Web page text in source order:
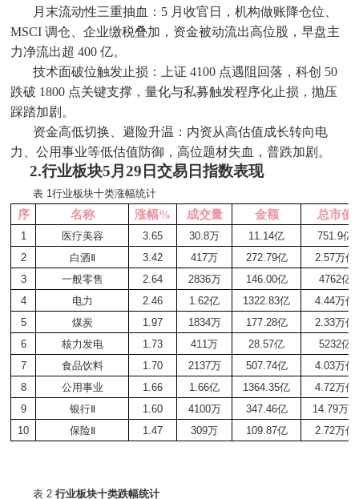
月末流动性三重抽血： 5 月收官日，机构做账降仓位、
MSCI 调仓、企业缴税叠加，资金被动流出高位股，早盘主
力净流出超 400 亿。
技术面破位触发止损：上证 4100 点遇阻回落，科创 50
跌破 1800 点关键支撑，量化与私募触发程序化止损，抛压
踩踏加剧。
资金高低切换、避险升温：内资从高估值成长转向电
力、公用事业等低估值防御，高位题材失血，普跌加剧。
2.行业板块5月29日交易日指数表现
表 1行业板块十类涨幅统计
序 名称 涨幅% 成交量 金额 总市值
1 医疗美容 3.65 30.8万 11.14亿 751.9亿
2
白酒Ⅱ 3.42 417万 272.79亿 2.57万亿
3
一般零售 2.64 2836万 146.00亿 4762亿
4
电力 2.46 1.62亿 1322.83亿 4.44万亿
5
煤炭 1.97 1834万 177.28亿 2.33万亿
6
核力发电 1.73 411万 28.57亿 5232亿
7
食品饮料 1.70 2137万 507.74亿 4.03万亿
8
公用事业 1.66 1.66亿 1364.35亿 4.72万亿
9
银行Ⅱ 1.60 4100万 347.46亿 14.79万亿
10
保险Ⅱ 1.47 309万 109.87亿 2.72万亿
表 2行业板块十类跌幅统计